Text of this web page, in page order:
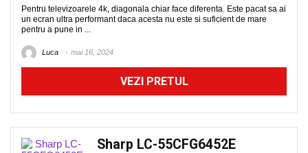
Pentru televizoarele 4k, diagonala chiar face diferenta. Este pacat sa ai
un ecran ultra performant daca acesta nu este si suficient de mare
pentru a pune in ...
Luca mai 16, 2024
VEZI PRETUL
Sharp LC-55CFG6452E